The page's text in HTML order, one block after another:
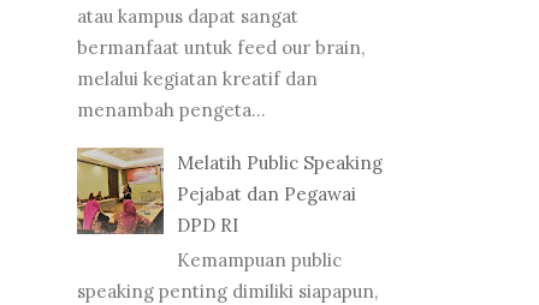
atau kampus dapat sangat
bermanfaat untuk feed our brain,
melalui kegiatan kreatif dan
menambah pengeta...
Melatih Public Speaking
Pejabat dan Pegawai
DPD RI
Kemampuan public
speaking penting dimiliki siapapun,